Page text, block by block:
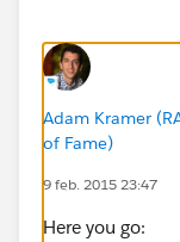
Adam Kramer
of Fame)
9 feb. 2015 23:47
Here you go: